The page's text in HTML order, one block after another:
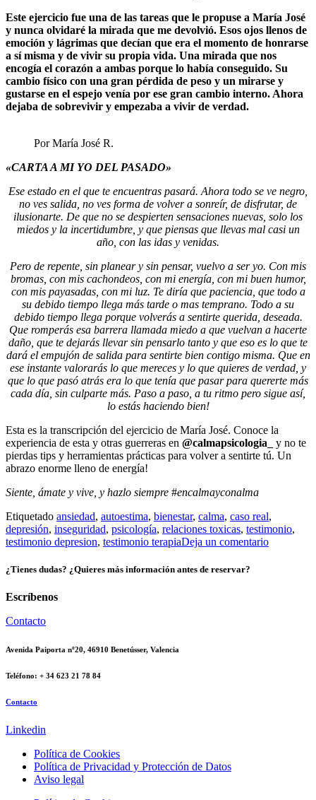
Este ejercicio fue una de las tareas que le propuse a María José
y nunca olvidaré la mirada que me devolvió. Esos ojos llenos de
emoción y lágrimas que decían que era el momento de honrarse
a sí misma y de vivir su propia vida. Una mirada que nos
encogía el corazón a ambas porque lo había conseguido. Su
cambio físico con una gran pérdida de peso y un mirarse y
gustarse en el espejo venía por ese gran cambio interno. Ahora
dejaba de sobrevivir y empezaba a vivir de verdad.
Por María José R.
«CARTA A MI YO DEL PASADO»
Ese estado en el que te encuentras pasará. Ahora todo se ve negro,
no ves salida, no ves forma de volver a sonreír, de disfrutar, de
ilusionarte. De que no se despierten sensaciones nuevas, solo los
miedos y la incertidumbre, y que piensas que llevas mal casi un
año, con las idas y venidas.
Pero de repente, sin planear y sin pensar, vuelvo a ser yo. Con mis
bromas, con mis cachondeos, con mi energía, con mi buen humor,
con mis payasadas, con mi luz. Te diría que paciencia, que todo a
su debido tiempo llega más tarde o mas temprano. Todo a su
debido tiempo llega porque volverás a sentirte querida, deseada.
Que romperás esa barrera llamada miedo a que vuelvan a hacerte
daño, que te dejarás llevar sin pensarlo tanto y que eso es lo que te
dará el empujón de salida para sentirte bien contigo misma. Que en
ese instante valorarás lo que mereces y lo que quieres de verdad, y
que lo que pasó atrás era lo que tenía que pasar para quererte más
cada día, sin culparte más. Paso a paso, a tu ritmo pero sigue así,
lo estás haciendo bien!
Esta es la transcripción del ejercicio de María José. Conoce la
experiencia de esta y otras guerreras en @calmapsicologia_
y no te
pierdas tips y herramientas prácticas para volver a sentirte tú. Un
abrazo enorme lleno de energía!
Siente, ámate y vive, y hazlo siempre #encalmayconalma
Etiquetado ansiedad, autoestima, bienestar, calma, caso real,
depresión, inseguridad, psicología, relaciones toxicas, testimonio,
testimonio depresion, testimonio terapiaDeja un comentario
¿Tienes dudas? ¿Quieres más información antes de reservar?
Escríbenos
Contacto
Avenida Paiporta nº20, 46910 Benetússer, Valencia
Teléfono: + 34 623 21 78 84
Contacto
Linkedin
Política de Cookies
Política de Privacidad y Protección de Datos
Aviso legal